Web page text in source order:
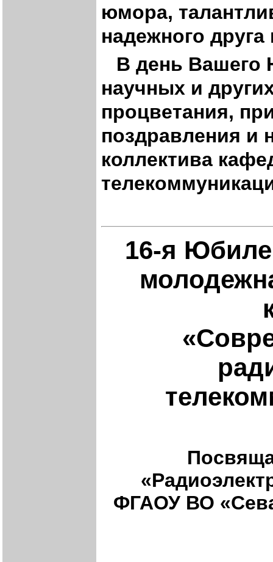
юмора,
надежного
В день Вашего
научных и
процветания,
поздравления и
коллектива
16-я
ФГАОУ ВО